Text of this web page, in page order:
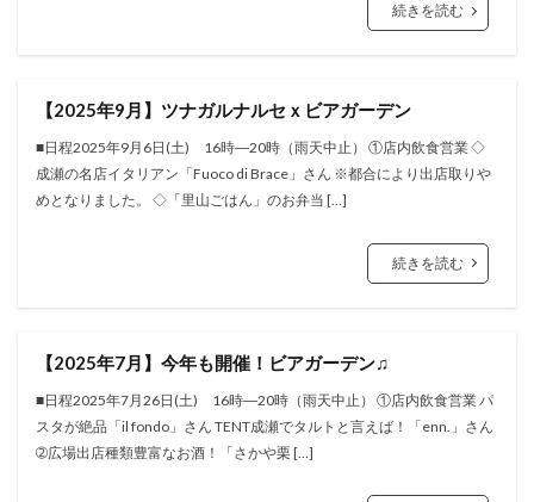
続きを読む
【2025年9月】ツナガルナルセｘビアガーデン
■日程2025年9月6日(土) 16時―20時（雨天中止） ①店内飲食営業 ◇
成瀬の名店イタリアン「Fuoco di Brace」さん ※都合により出店取りや
めとなりました。 ◇「里山ごはん」のお弁当 […]
続きを読む
【2025年7月】今年も開催！ビアガーデン♫
■日程2025年7月26日(土) 16時―20時（雨天中止） ①店内飲食営業 パ
スタが絶品「il fondo」さん TENT成瀬でタルトと言えば！「enn.」さん
➁広場出店種類豊富なお酒！「さかや栗 […]